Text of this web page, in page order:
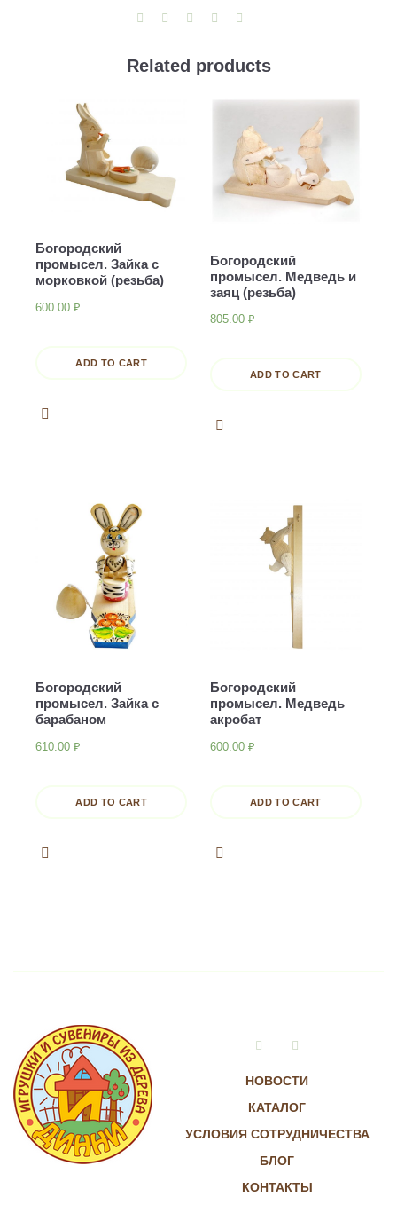
Related products
Богородский
промысел. Зайка с
морковкой (резьба)
600.00 ₽
ADD TO CART
Богородский
промысел. Медведь и
заяц (резьба)
805.00 ₽
ADD TO CART
Богородский
промысел. Зайка с
барабаном
610.00 ₽
ADD TO CART
Богородский
промысел. Медведь
акробат
600.00 ₽
ADD TO CART
НОВОСТИ
КАТАЛОГ
УСЛОВИЯ СОТРУДНИЧЕСТВА
БЛОГ
КОНТАКТЫ
VkontakteInstagram